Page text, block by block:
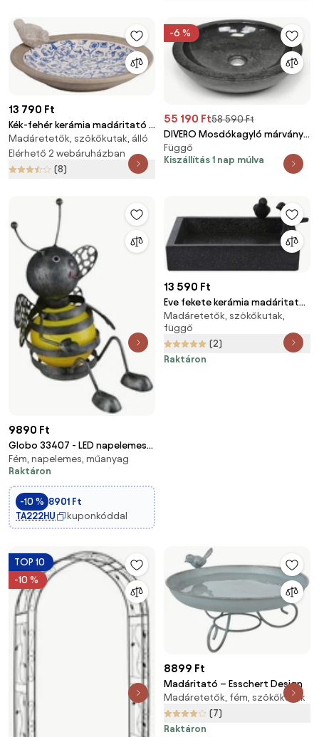
13 790 Ft
Kék-fehér kerámia madáritató -
Esschert Design
Madáretetők, szökőkutak, álló
Elérhető 2 webáruházban
(8)
-6 %
55 190 Ft58 590 Ft
DIVERO Mosdókagyló márvány
fekete
Függő
Kiszállítás 1 nap múlva
9890 Ft
Globo 33407 - LED napelemes
lámpa SOLAR LED/0,06W IP44
Fém, napelemes, műanyag
Raktáron
-10 % 8901 Ft
TA222HU
kuponkóddal
13 590 Ft
Eve fekete kerámia madáritató
- Esschert Design
Madáretetők, szökőkutak,
függő
(2)
Raktáron
TOP 10
-10 %
8899 Ft
Madáritató – Esschert Design
Madáretetők, fém, szökőkutak
(7)
Raktáron